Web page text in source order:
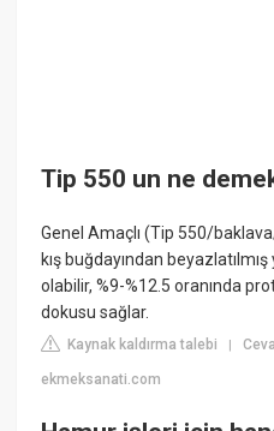
Tip 550 un ne
Genel Amaçlı (Tip 550/
kış buğdayından
olabilir, %9-%12.5 oranında
dokusu sağlar.
Kaynak kaldırma talebi |
ekmeksanati.com